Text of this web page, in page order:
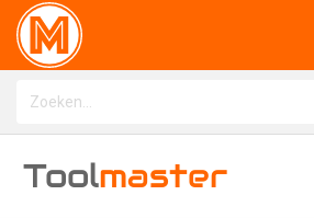
Toolmaster